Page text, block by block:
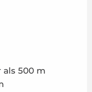
500 m